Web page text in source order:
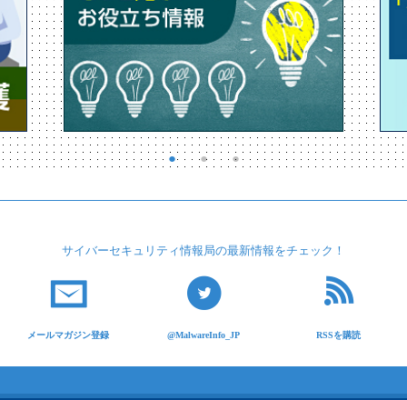
サイバーセキュリティ情報局の最新情報をチェック！
メールマガジン登録 @MalwareInfo_JP RSSを購読